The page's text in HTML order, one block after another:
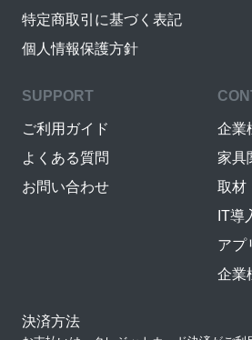
特定商取引に基づく表記
個人情報保護方針
SUPPORT
ご利用ガイド
よくある質問
お問い合わせ
企業
家具
取材
IT導
アプ
企業
決済方法